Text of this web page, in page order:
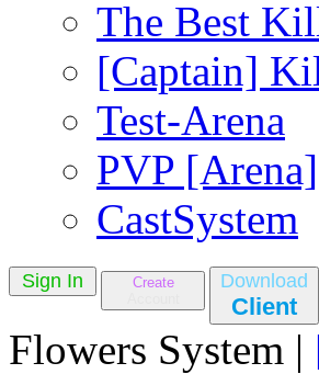
The Best
[Captain]
Test-Arena
PVP [Arena]
CastSystem
Sign In
Create
Download
Client
Flowers System |